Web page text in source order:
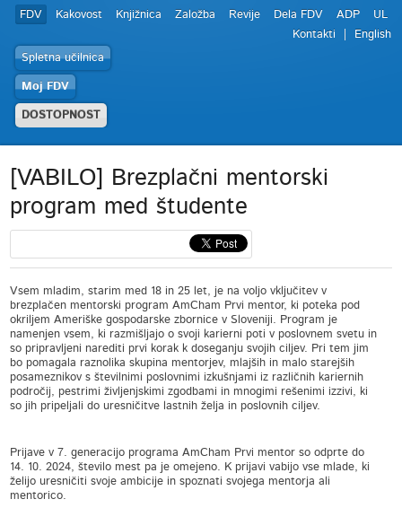
FDV Kakovost Knjižnica Založba Revije Dela FDV ADP
UL
Kontakti
English
Spletna učilnica
Moj FDV
DOSTOPNOST
[VABILO] Brezplačni mentorski
program med študente
Vsem mladim, starim med 18 in 25 let, je na voljo vključitev v
brezplačen mentorski program AmCham Prvi mentor, ki poteka pod
okriljem Ameriške gospodarske zbornice v Sloveniji. Program je
namenjen vsem, ki razmišljajo o svoji karierni poti v poslovnem svetu in
so pripravljeni narediti prvi korak k doseganju svojih ciljev. Pri tem jim
bo pomagala raznolika skupina mentorjev, mlajših in malo starejših
posameznikov s številnimi poslovnimi izkušnjami iz različnih kariernih
področij, pestrimi življenjskimi zgodbami in mnogimi rešenimi izzivi, ki
so jih pripeljali do uresničitve lastnih želja in poslovnih ciljev.
Prijave v 7. generacijo programa AmCham Prvi mentor so odprte do
14. 10. 2024, število mest pa je omejeno. K prijavi vabijo vse mlade, ki
želijo uresničiti svoje ambicije in spoznati svojega mentorja ali
mentorico.